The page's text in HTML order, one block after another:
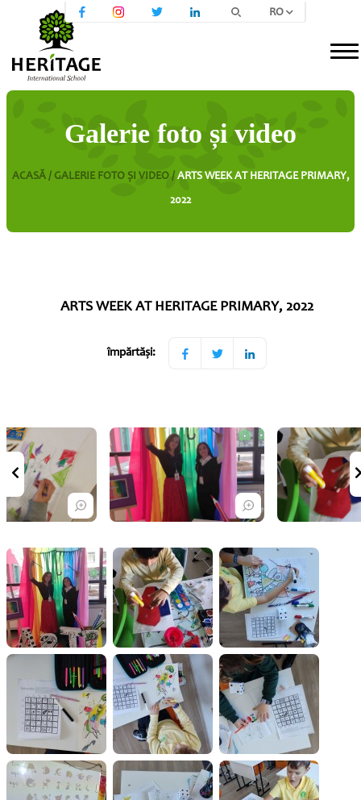
RO
Galerie foto și video
ACASĂ / GALERIE FOTO ȘI VIDEO / ARTS WEEK AT HERITAGE PRIMARY,
2022
ARTS WEEK AT HERITAGE PRIMARY, 2022
împărtăși: